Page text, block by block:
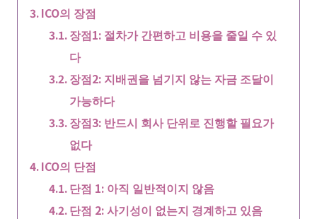
ICO의 장점
장점1: 절차가 간편하고 비용을 줄일 수 있
다
장점2: 지배권을 넘기지 않는 자금 조달이
가능하다
장점3: 반드시 회사 단위로 진행할 필요가
없다
ICO의 단점
단점 1: 아직 일반적이지 않음
단점 2: 사기성이 없는지 경계하고 있음